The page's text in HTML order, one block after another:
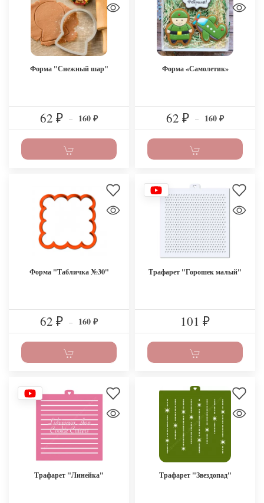
Форма "Снежный шар"
62 ₽ – 160 ₽
Форма «Самолетик»
62 ₽ – 160 ₽
Форма "Табличка №30"
62 ₽ – 160 ₽
Трафарет "Горошек малый"
101 ₽
Трафарет "Линейка" Трафарет "Звездопад"